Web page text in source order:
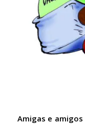
Amigas e amigos